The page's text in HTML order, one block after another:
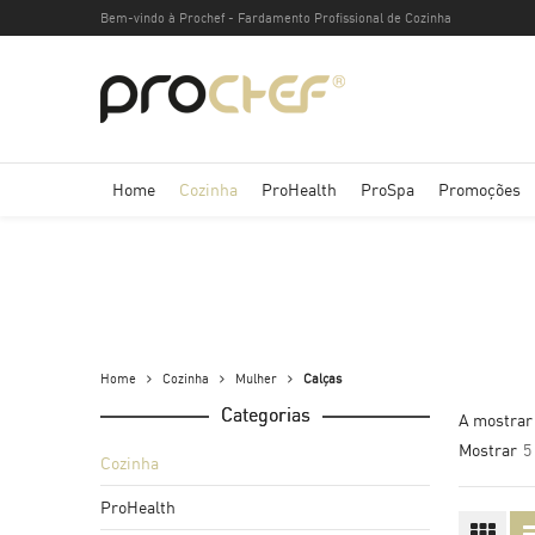
Bem-vindo à Prochef - Fardamento Profissional de Cozinha
Home Cozinha ProHealth ProSpa Promoções
Home Cozinha Mulher Calças
A
Mostrar 5
Categorias
Cozinha
Homem
ProHealth